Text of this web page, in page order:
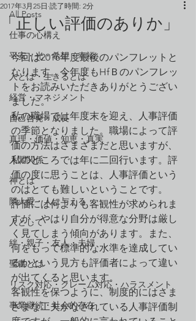
All Posts
仕事の心構え
平安・光・希望・幸福
人とは・生きるとは
経営・マネジメント
自己啓発・成長
真理・価値・知恵・真実
人間関係
神とは
隣人愛・人に与える
人として
絆・親子・友人・夫婦
聖書とは
リスク対応・クレーム対応・ハラスメント
事業継続・社会的存在
「正しい評価のありか」
2017年3月25日 読了時間: 2分
今回は2016年度最後のパンフレットと
なります。今年度もHfＢのパンフレッ
トをお読みいただきありがとうござい
ました。
私の職場では年度末を迎え、人事評価
の季節となりました。職場によって評
価の方法はさまざまだと思いますが、
私のところでは年に二回行います。評
価の度に思うことは、人事評価という
のはとても難しいということです。
評価には何よりも客観性が求められま
すが、やはり自分が得意な分野は厳し
く見てしまう傾向があります。また、
何をもって標準的な水準を達成してい
るかという見方も評価者によって違い
が出てくると思います。
客観性を保つように、制度的にはさま
ざまな工夫がなされている人事評価制